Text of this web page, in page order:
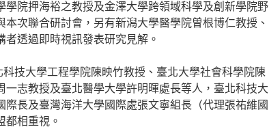
學院押海裕之教授及金澤大學跨領域科學及創新學院野
次聯合研討會，另有新潟大學醫學院曽根博仁教授、
透過即時視訊發表研究見解。
技大學工程學院陳映竹教授、臺北大學社會科學院陳
志教授及臺北醫學大學許明暉處長等人，臺北科技大
長及臺灣海洋大學國際處張文寧組長（代理張祐維國
都相重視。